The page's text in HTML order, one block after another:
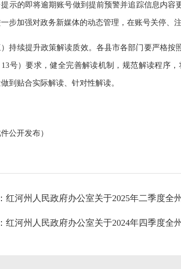
示的即将逾期账号做到提前预警并追踪信息内
步加强对政务新媒体的动态管理，在账号关停、
）持续提升政策解读质效。各县市各部门要严格
13号）要求，健全完善解读机制，规范解读程
到贴合实际解读、针对性解读。
件公开发布）
红河州人民政府办公室关于2025年二季度
红河州人民政府办公室关于2024年四季度